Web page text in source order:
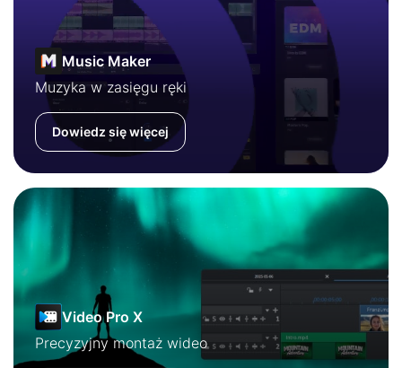
Music Maker
Muzyka w zasięgu ręki
Dowiedz się więcej
Video Pro X
Precyzyjny montaż wideo